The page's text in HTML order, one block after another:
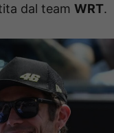
dal team WRT.